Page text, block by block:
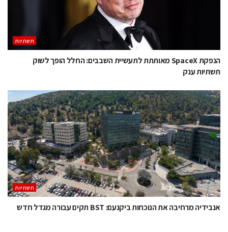
תשתיות
הנפקת SpaceX מאותתת לתעשיית השבבים: החלל הופך לשוק
תשתיות ענק
תשתיות
אנבידיה מרחיבה את הנוכחות ביקנעם: BST תקים עבורה מגדל חדש